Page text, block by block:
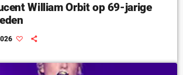
William Orbit op 69-jarige